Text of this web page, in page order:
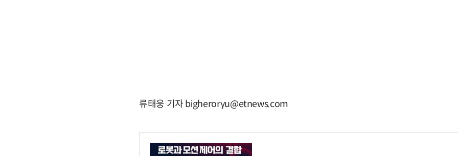
류태웅 기자 bigheroryu@etnews.com